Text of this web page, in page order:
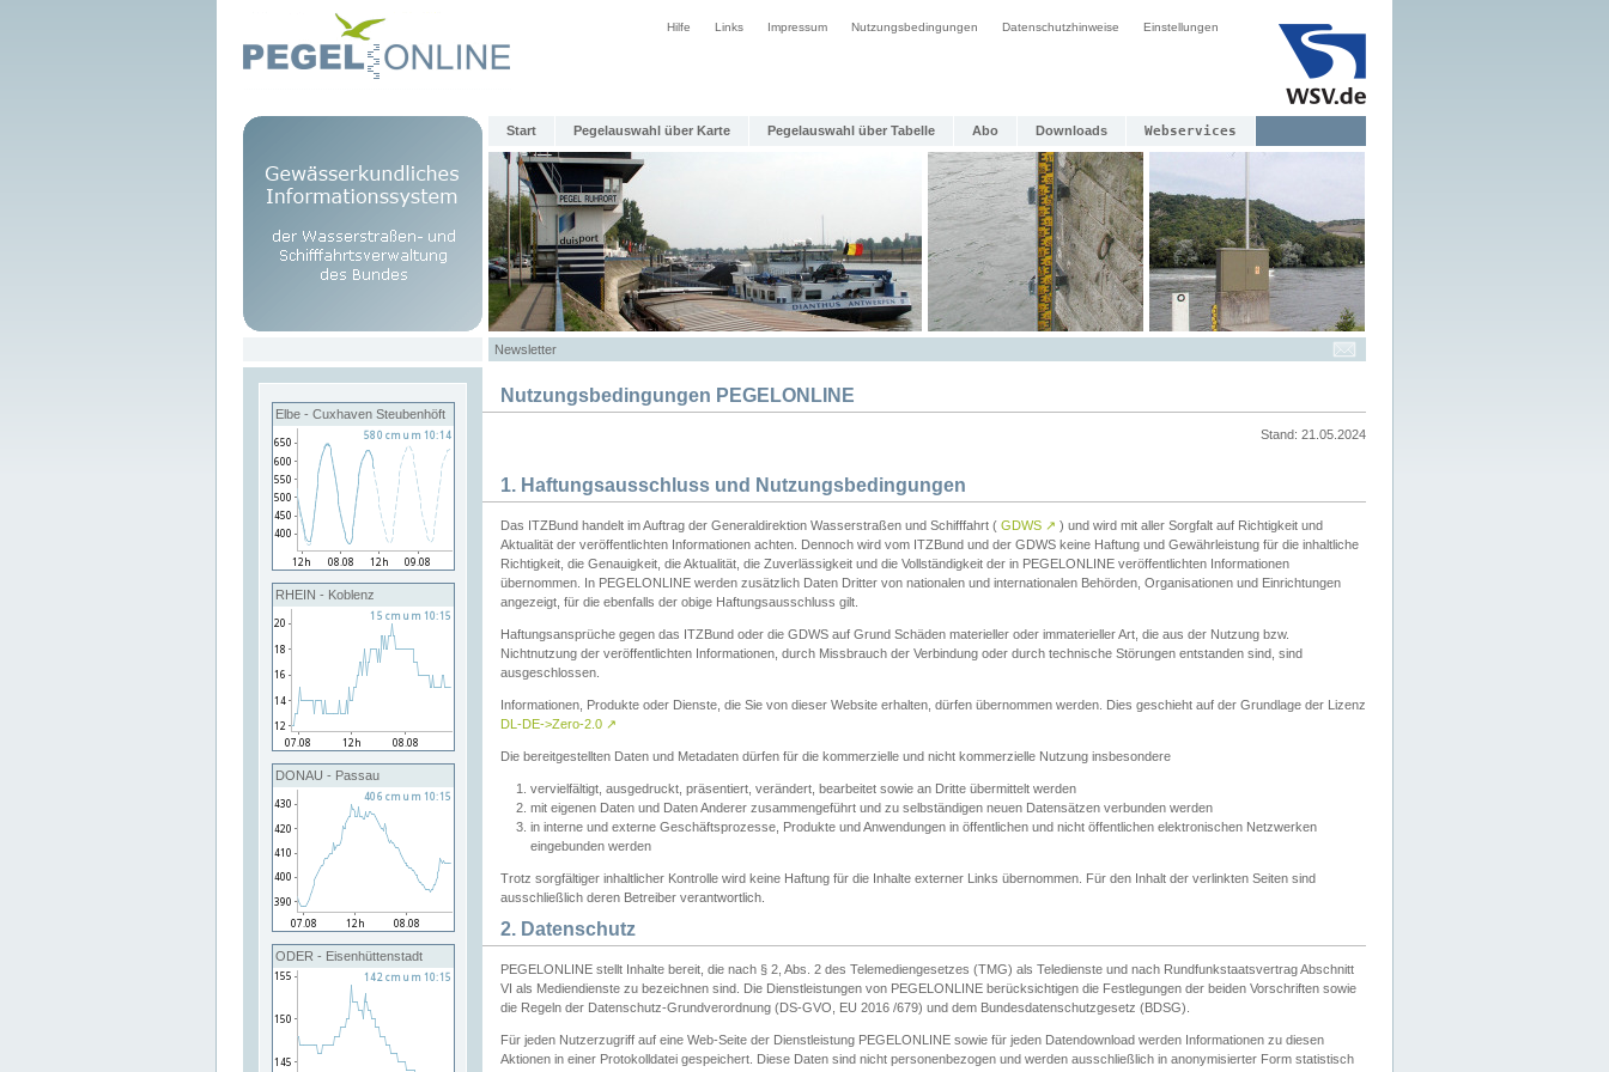
Hilfe Links Impressum Nutzungsbedingungen Datenschutzhinweise Einstellungen
Start Pegelauswahl über Karte Pegelauswahl über Tabelle Abo Downloads Webservices
Newsletter
Elbe - Cuxhaven Steubenhöft
RHEIN - Koblenz
DONAU - Passau
ODER - Eisenhüttenstadt
Nutzungsbedingungen PEGELONLINE
Stand: 21.05.2024
1. Haftungsausschluss und Nutzungsbedingungen
Das ITZBund handelt im Auftrag der Generaldirektion Wasserstraßen und Schifffahrt ( GDWS ↗ ) und wird mit aller Sorgfalt auf Richtigkeit und
Aktualität der veröffentlichten Informationen achten. Dennoch wird vom ITZBund und der GDWS keine Haftung und Gewährleistung für die inhaltliche
Richtigkeit, die Genauigkeit, die Aktualität, die Zuverlässigkeit und die Vollständigkeit der in PEGELONLINE veröffentlichten Informationen
übernommen. In PEGELONLINE werden zusätzlich Daten Dritter von nationalen und internationalen Behörden, Organisationen und Einrichtungen
angezeigt, für die ebenfalls der obige Haftungsausschluss gilt.
Haftungsansprüche gegen das ITZBund oder die GDWS auf Grund Schäden materieller oder immaterieller Art, die aus der Nutzung bzw.
Nichtnutzung der veröffentlichten Informationen, durch Missbrauch der Verbindung oder durch technische Störungen entstanden sind, sind
ausgeschlossen.
Informationen, Produkte oder Dienste, die Sie von dieser Website erhalten, dürfen übernommen werden. Dies geschieht auf der Grundlage der Lizenz
DL-DE->Zero-2.0 ↗
Die bereitgestellten Daten und Metadaten dürfen für die kommerzielle und nicht kommerzielle Nutzung insbesondere
vervielfältigt, ausgedruckt, präsentiert, verändert, bearbeitet sowie an Dritte übermittelt werden
mit eigenen Daten und Daten Anderer zusammengeführt und zu selbständigen neuen Datensätzen verbunden werden
in interne und externe Geschäftsprozesse, Produkte und Anwendungen in öffentlichen und nicht öffentlichen elektronischen Netzwerken
eingebunden werden
Trotz sorgfältiger inhaltlicher Kontrolle wird keine Haftung für die Inhalte externer Links übernommen. Für den Inhalt der verlinkten Seiten sind
ausschließlich deren Betreiber verantwortlich.
2. Datenschutz
PEGELONLINE stellt Inhalte bereit, die nach § 2, Abs. 2 des Telemediengesetzes (TMG) als Teledienste und nach Rundfunkstaatsvertrag Abschnitt
VI als Mediendienste zu bezeichnen sind. Die Dienstleistungen von PEGELONLINE berücksichtigen die Festlegungen der beiden Vorschriften sowie
die Regeln der Datenschutz-Grundverordnung (DS-GVO, EU 2016 /679) und dem Bundesdatenschutzgesetz (BDSG).
Für jeden Nutzerzugriff auf eine Web-Seite der Dienstleistung PEGELONLINE sowie für jeden Datendownload werden Informationen zu diesen
Aktionen in einer Protokolldatei gespeichert. Diese Daten sind nicht personenbezogen und werden ausschließlich in anonymisierter Form statistisch